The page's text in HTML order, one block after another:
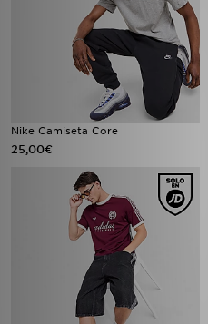
Nike Camiseta Core
25,00€